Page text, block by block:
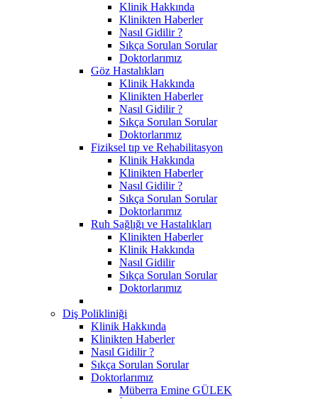
Klinik Hakkında
Klinikten Haberler
Nasıl Gidilir ?
Sıkça Sorulan Sorular
Doktorlarımız
Göz Hastalıkları
Klinik Hakkında
Klinikten Haberler
Nasıl Gidilir ?
Sıkça Sorulan Sorular
Doktorlarımız
Fiziksel tıp ve Rehabilitasyon
Klinik Hakkında
Klinikten Haberler
Nasıl Gidilir ?
Sıkça Sorulan Sorular
Doktorlarımız
Ruh Sağlığı ve Hastalıkları
Klinikten Haberler
Klinik Hakkında
Nasıl Gidilir
Sıkça Sorulan Sorular
Doktorlarımız
Diş Polikliniği
Klinik Hakkında
Klinikten Haberler
Nasıl Gidilir ?
Sıkça Sorulan Sorular
Doktorlarımız
Müberra Emine GÜLEK